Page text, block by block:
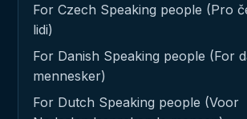
For Czech Speaking people (Pro
lidi)
For Danish Speaking people (For
mennesker)
For Dutch Speaking people (Voor